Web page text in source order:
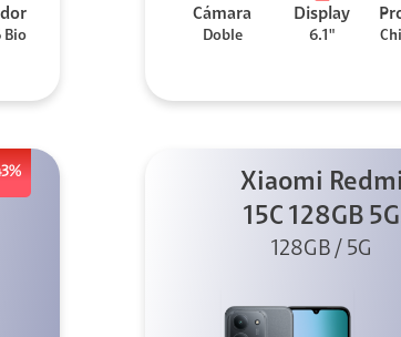
Bio
Cámara
Doble
Display
6.1"
Xiaomi Redmi
15C 128GB 5G
Negro
128GB / 5G